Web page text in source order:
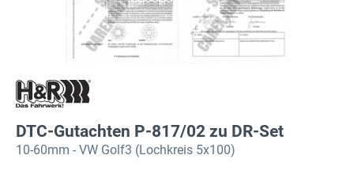
DTC-Gutachten P-817/02 zu DR-Set
10-60mm - VW Golf3 (Lochkreis 5x100)